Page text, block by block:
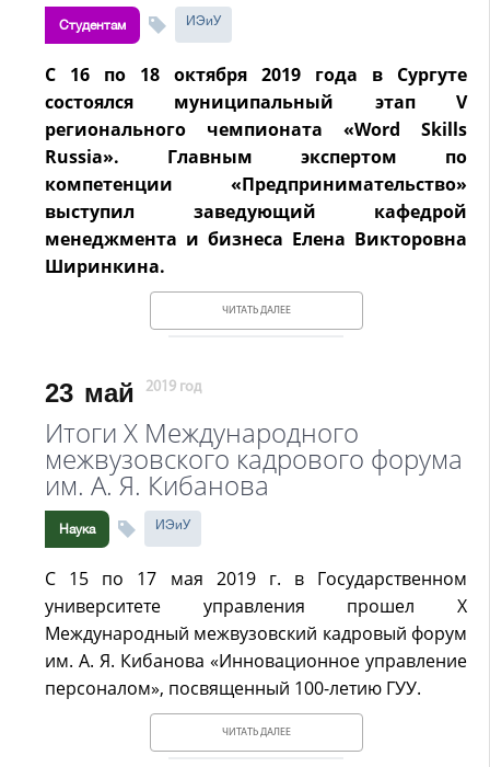
Студентам ИЭиУ
С 16 по 18 октября 2019 года в Сургуте
состоялся муниципальный этап V
регионального чемпионата «Word Skills
Russia». Главным экспертом по
компетенции «Предпринимательство»
выступил заведующий кафедрой
менеджмента и бизнеса Елена Викторовна
Ширинкина.
ЧИТАТЬ ДАЛЕЕ
23 май 2019 год
Итоги X Международного
межвузовского кадрового форума
им. А. Я. Кибанова
Наука ИЭиУ
С 15 по 17 мая 2019 г. в Государственном
университете управления прошел X
Международный межвузовский кадровый форум
им. А. Я. Кибанова «Инновационное управление
персоналом», посвященный 100-летию ГУУ.
ЧИТАТЬ ДАЛЕЕ